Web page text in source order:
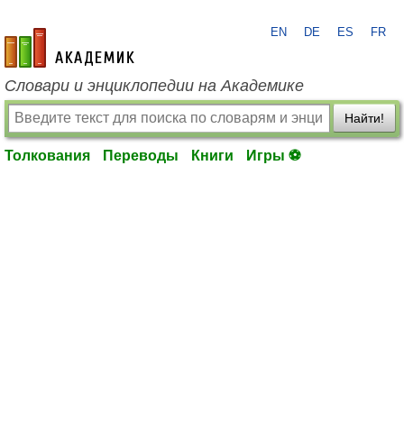
academic.ru
EN DE ES FR
Словари и энциклопедии на Академике
Найти!
Толкования Переводы Книги Игры ⚽